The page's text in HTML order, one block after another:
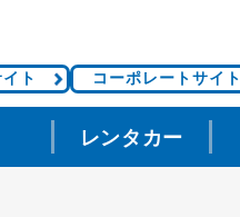
ト コーポレートサイト
レンタカー